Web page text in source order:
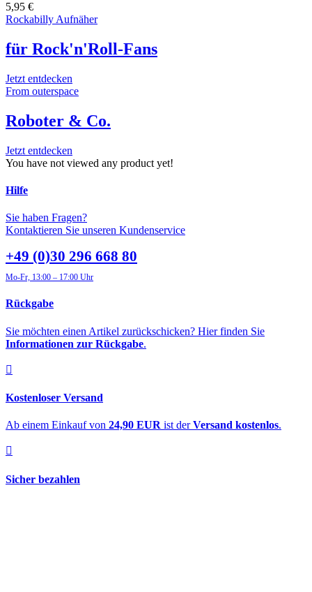
5,95 €
Rockabilly Aufnäher
für Rock'n'Roll-Fans
Jetzt entdecken
From outerspace
Roboter & Co.
Jetzt entdecken
You have not viewed any product yet!
Hilfe
Sie haben Fragen?
Kontaktieren Sie unseren Kundenservice
+49 (0)30 296 668 80
Mo-Fr, 13:00 – 17:00 Uhr
Rückgabe
Sie möchten einen Artikel zurückschicken? Hier finden Sie
Informationen zur Rückgabe.
Kostenloser Versand
Ab einem Einkauf von 24,90 EUR ist derVersand kostenlos.
Sicher bezahlen